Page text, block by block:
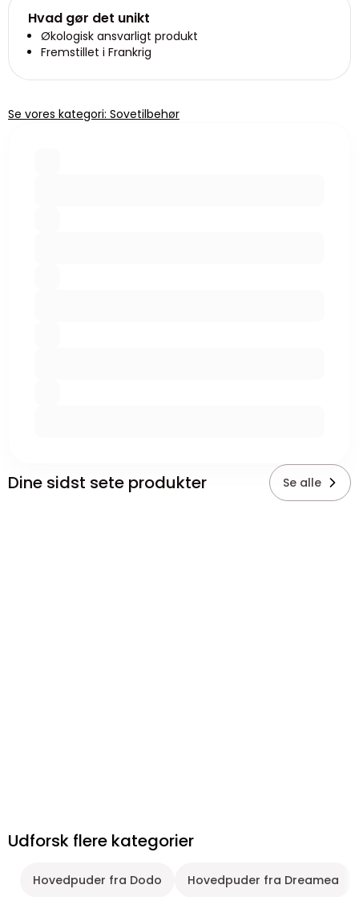
Hvad gør det unikt
Økologisk ansvarligt produkt
Fremstillet i Frankrig
Se vores kategori: Sovetilbehør
Dine sidst sete produkter Se alle
Udforsk flere kategorier
Hovedpuder fra Dodo Hovedpuder fra Dreamea